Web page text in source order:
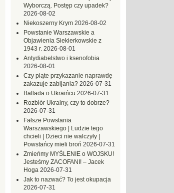
Wyborczą. Postęp czy upadek?
2026-08-02
Niekoszerny Krym 2026-08-02
Powstanie Warszawskie a
Objawienia Siekierkowskie z
1943 r. 2026-08-01
Antydiabelstwo i ksenofobia
2026-08-01
Czy piąte przykazanie naprawdę
zakazuje zabijania? 2026-07-31
Ballada o Ukraińcu 2026-07-31
Rozbiór Ukrainy, czy to dobrze?
2026-07-31
Fałsze Powstania
Warszawskiego | Ludzie tego
chcieli | Dzieci nie walczyły |
Powstańcy mieli broń 2026-07-31
Zmieńmy MYŚLENIE o WOJSKU!
Jesteśmy ZACOFANI! – Jacek
Hoga 2026-07-31
Jak to nazwać? To jest okupacja
2026-07-31